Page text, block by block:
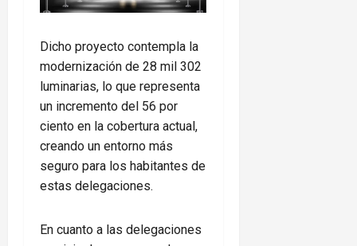
Dicho proyecto contempla la
modernización de 28 mil 302
luminarias, lo que representa
un incremento del 56 por
ciento en la cobertura actual,
creando un entorno más
seguro para los habitantes de
estas delegaciones.
En cuanto a las delegaciones